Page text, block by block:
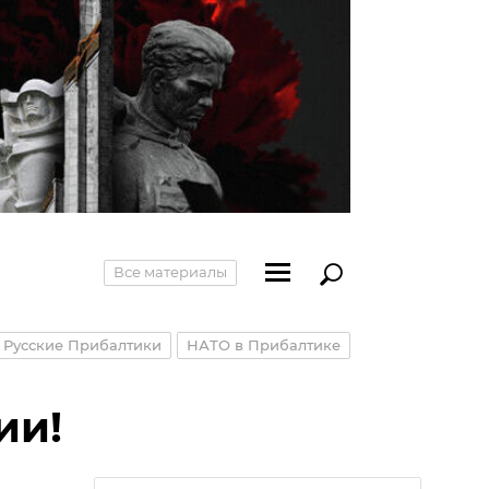
Все материалы
Русские Прибалтики НАТО в Прибалтике